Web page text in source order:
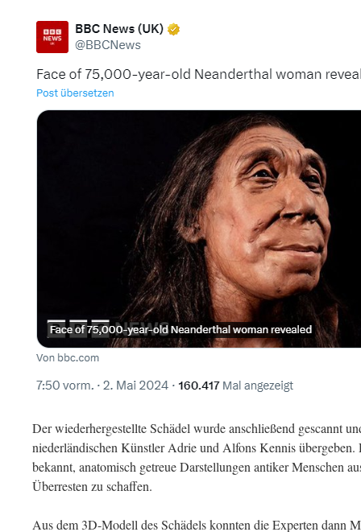
Der wiederhergestellte Schädel wurde anschließend gescannt
niederländischen Künstler Adrie und Alfons Kennis
bekannt, anatomisch getreue Darstellungen antiker Menschen
Überresten zu schaffen.
Aus dem 3D-Modell des Schädels konnten die Experten dann